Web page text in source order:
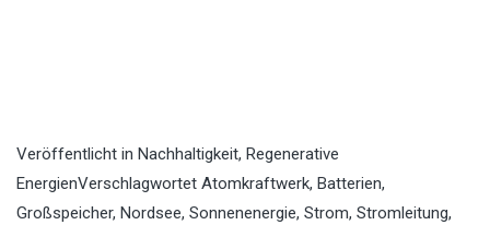
Veröffentlicht in Nachhaltigkeit, Regenerative
EnergienVerschlagwortet Atomkraftwerk, Batterien,
Großspeicher, Nordsee, Sonnenenergie, Strom, Stromleitung,